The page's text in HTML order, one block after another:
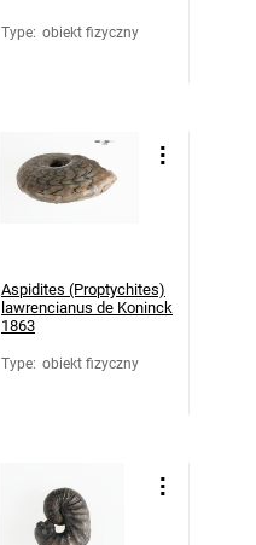
Type: obiekt fizyczny
Aspidites (Proptychites)
lawrencianus de Koninck
1863
Type: obiekt fizyczny